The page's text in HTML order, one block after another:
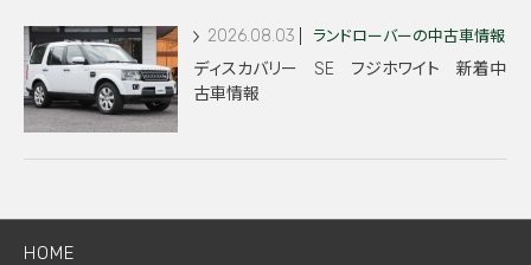
2026.08.03 ランドローバーの中古車情報
ディスカバリー SE フジホワイト 新着中
古車情報
HOME